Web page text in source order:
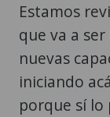
Estamos
que va a
nuevas
iniciando
porque sí lo